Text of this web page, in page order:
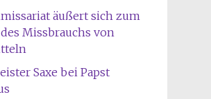
äußert sich zum
Missbrauchs von
Saxe bei Papst